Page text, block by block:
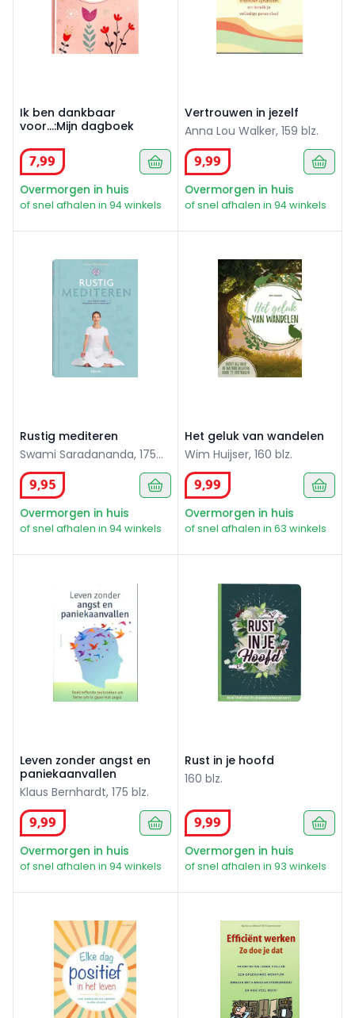
Ik ben dankbaar
voor...:Mijn dagboek
7,99
Overmorgen in huis
of snel afhalen in 94 winkels
Vertrouwen in jezelf
Anna Lou Walker, 159 blz.
9,99
Overmorgen in huis
of snel afhalen in 94 winkels
Rustig mediteren
Swami Saradananda, 175
blz.
9,95
Overmorgen in huis
of snel afhalen in 94 winkels
Het geluk van wandelen
Wim Huijser, 160 blz.
9,99
Overmorgen in huis
of snel afhalen in 63 winkels
Leven zonder angst en
paniekaanvallen
Klaus Bernhardt, 175 blz.
9,99
Overmorgen in huis
of snel afhalen in 94 winkels
Rust in je hoofd
160 blz.
9,99
Overmorgen in huis
of snel afhalen in 93 winkels